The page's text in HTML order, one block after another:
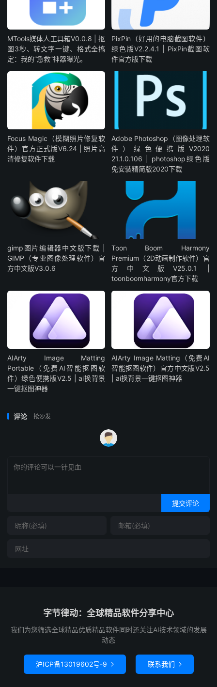
MTools媒体人工具箱V0.0.8 | 抠
图3秒、转文字一键、格式全搞
定：我的“急救”神器曝光。
PixPin（好用的电脑截图软件）
绿色版V2.2.4.1 | PixPin截图软
件官方版下载
Focus Magic（模糊照片修复软
件）官方正式版V6.24 | 照片高
清修复软件下载
Adobe Photoshop（图像处理软
件）绿色便携版V2020
21.1.0.106 | photoshop绿色版
免安装精简版2020下载
gimp图片编辑器中文版下载 |
GIMP（专业图像处理软件）官
方中文版V3.0.6
Toon Boom Harmony
Premium（2D动画制作软件）官
方中文版V25.0.1 |
toonboomharmony官方下载
AIArty Image Matting
Portable（免费AI智能抠图软
件）绿色便携版V2.5 | ai换背景
一键抠图神器
AIArty Image Matting（免费AI
智能抠图软件）官方中文版V2.5
| ai换背景一键抠图神器
评论 抢沙发
提交评论
字节律动：全球精品软件分享中心
我们为您筛选全球精品优质精品软件同时还关注AI技术领域的发展
动态
沪ICP备13019602号-9  联系我们 